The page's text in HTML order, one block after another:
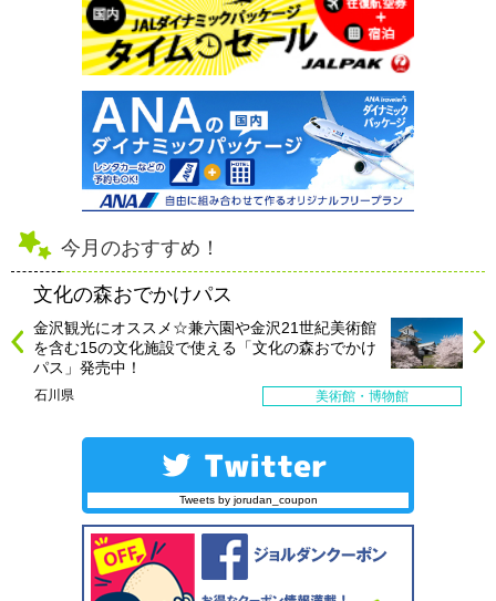
今月のおすすめ！
文化の森おでかけパス
金沢観光にオススメ☆兼六園や金沢21世紀美術館
を含む15の文化施設で使える「文化の森おでかけ
パス」発売中！
石川県 美術館・博物館
Tweets by jorudan_coupon